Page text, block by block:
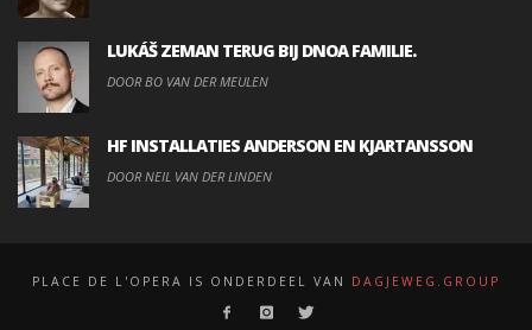
LUKÁŠ ZEMAN TERUG BIJ DNOA FAMILIE.
DOOR BO VAN DER MEULEN
HF INSTALLATIES ANDERSON EN KJARTANSSON
DOOR NEIL VAN DER LINDEN
PLACE DE L'OPERA IS ONDERDEEL VAN DAGJEWEG.GROUP